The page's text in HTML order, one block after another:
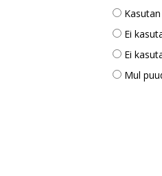
Ei
Ei
Mul